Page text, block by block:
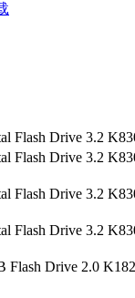
Flash Drive 3.2
Flash Drive 3.2
Flash Drive 3.2
Flash Drive 3.2
Flash Drive 2.0 K182